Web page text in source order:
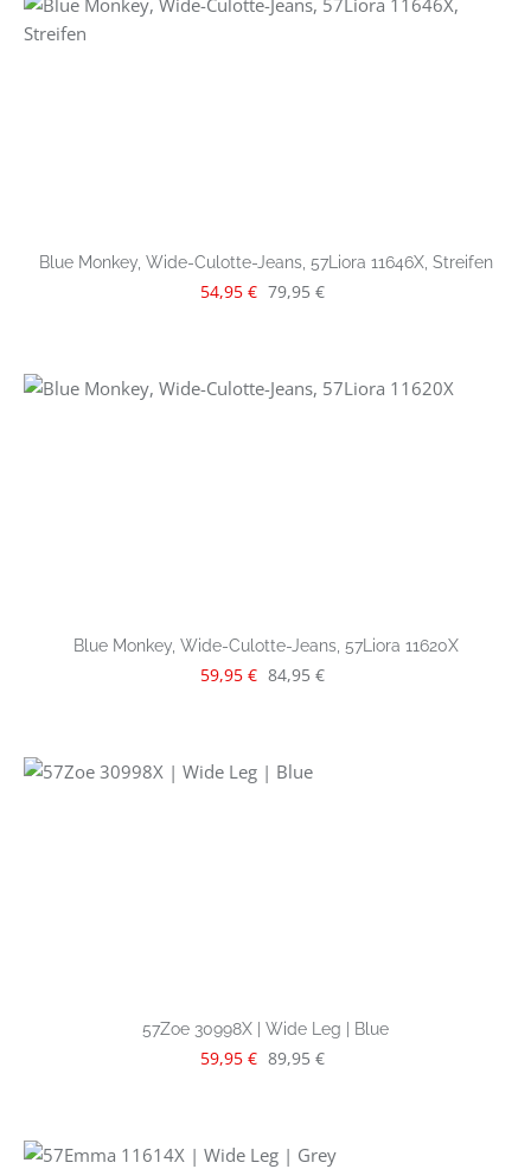
Blue Monkey, Wide-Culotte-Jeans, 57Liora 11646X, Streifen
Verkaufspreis:
54,95 € Regulärer Preis:
79,95 €
Blue Monkey, Wide-Culotte-Jeans, 57Liora 11620X
Verkaufspreis:
59,95 € Regulärer Preis:
84,95 €
57Zoe 30998X | Wide Leg | Blue
Verkaufspreis:
59,95 € Regulärer Preis:
89,95 €